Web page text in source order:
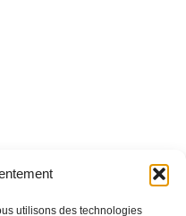
utilisons des technologies